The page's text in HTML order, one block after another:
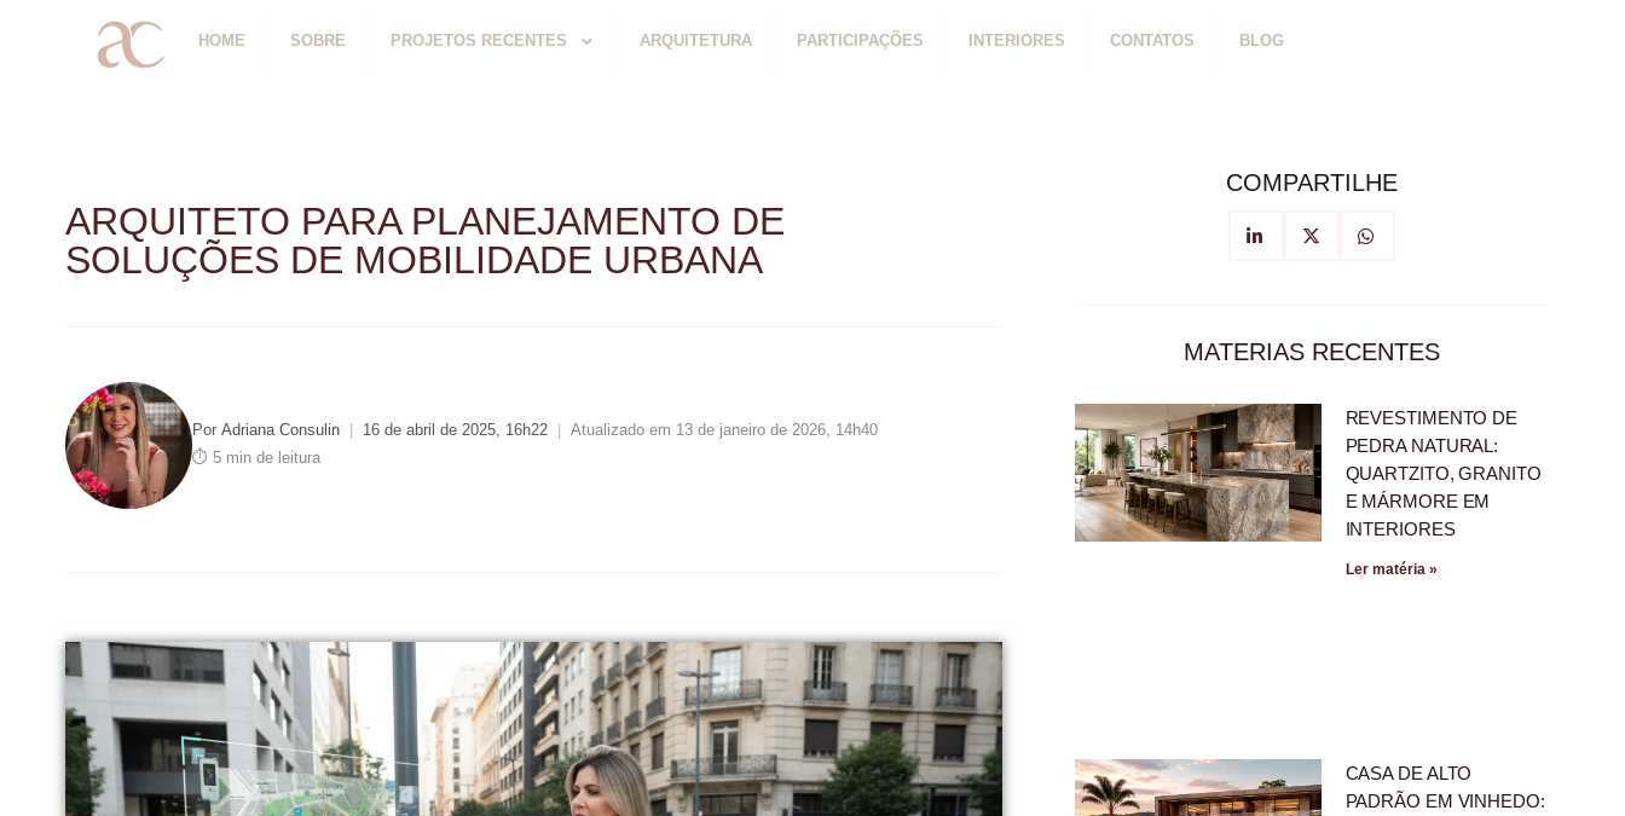
HOME SOBRE PROJETOS RECENTES ARQUITETURA PARTICIPAÇÕES INTERIORES CONTATOS BLOG
ARQUITETO PARA PLANEJAMENTO DE
SOLUÇÕES DE MOBILIDADE URBANA
PorAdriana Consulin 16 de abril de 2025, 16h22
Atualizado em 13 de janeiro de 2026, 14h40
⏱ 5 min de leitura
COMPARTILHE
MATERIAS RECENTES
REVESTIMENTO DE
PEDRA NATURAL:
QUARTZITO, GRANITO
E MÁRMORE EM
INTERIORES
Ler matéria »
CASA DE ALTO
PADRÃO EM VINHEDO: